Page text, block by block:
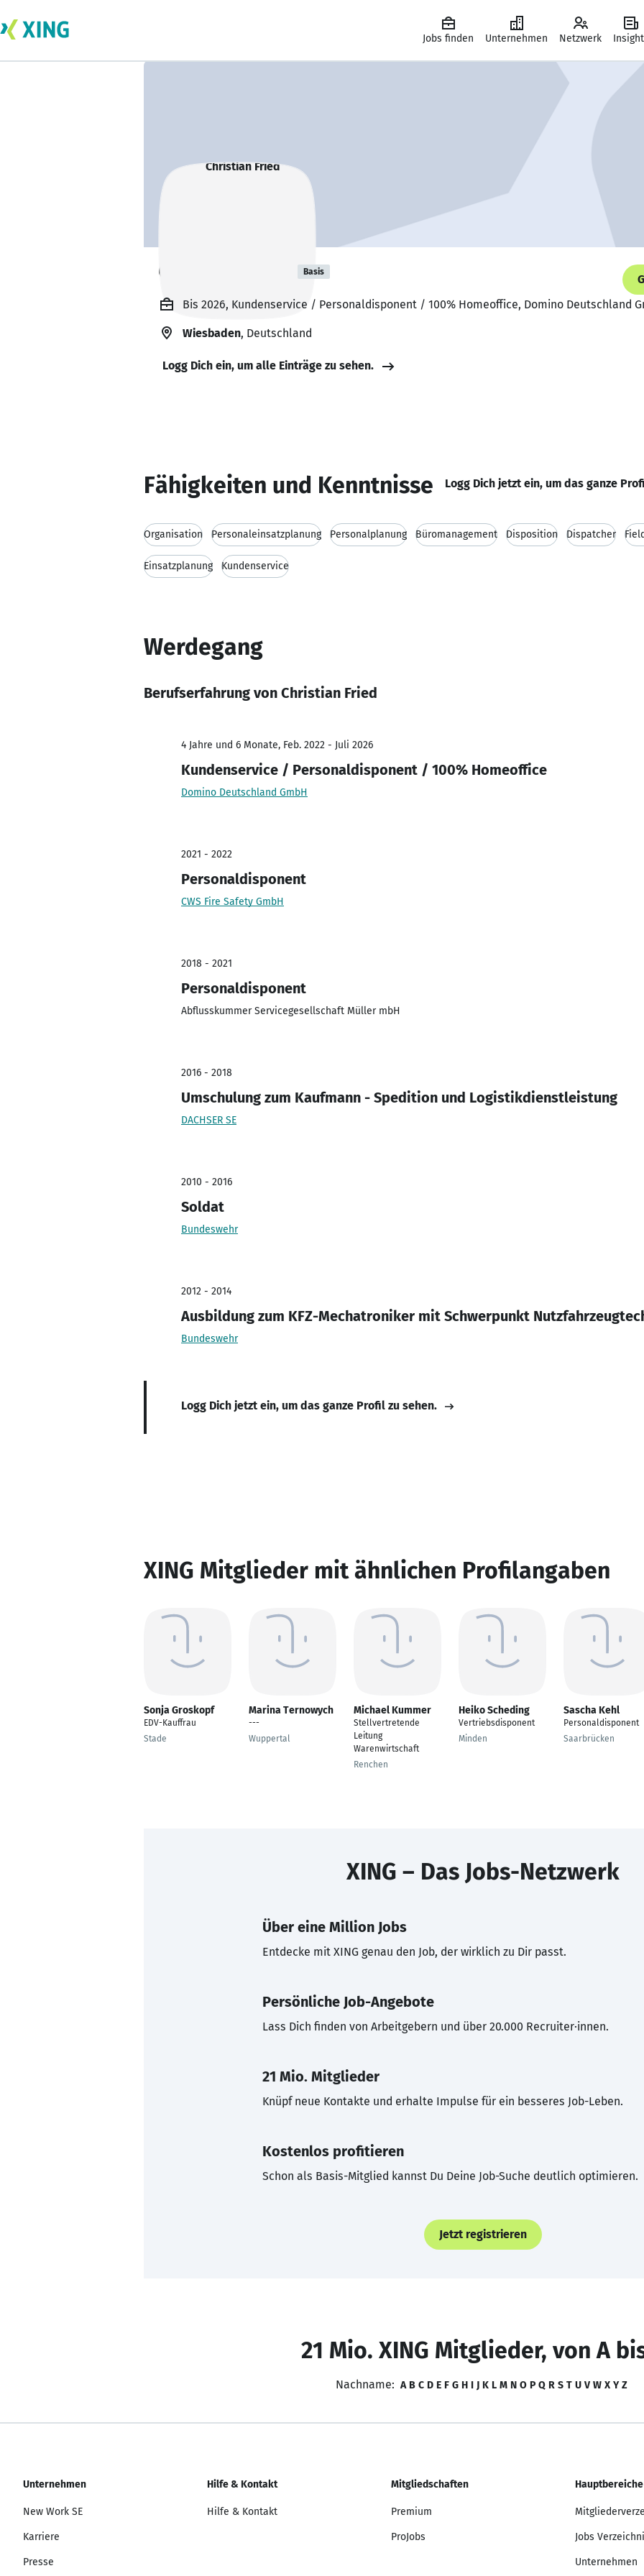
Jobs finden Unternehmen Netzwerk
Christian Fried Basis
Bis 2026, Kundenservice / Personaldisponent / 100% Homeoffice, Domino Deutschland
Wiesbaden, Deutschland
Logg Dich ein, um alle Einträge zu sehen.
Fähigkeiten und Kenntnisse Logg Dich jetzt ein, um das ganze
Organisation Personaleinsatzplanung Personalplanung Büromanagement Disposition Dispatcher
Einsatzplanung Kundenservice
Werdegang
Berufserfahrung von Christian Fried
4 Jahre und 6 Monate, Feb. 2022 - Juli 2026
Kundenservice / Personaldisponent / 100% Homeoffice
Domino Deutschland GmbH
2021 - 2022
Personaldisponent
CWS Fire Safety GmbH
2018 - 2021
Personaldisponent
Abflusskummer Servicegesellschaft Müller mbH
2016 - 2018
Umschulung zum Kaufmann - Spedition und Logistikdienstleistung
DACHSER SE
2010 - 2016
Soldat
Bundeswehr
2012 - 2014
Ausbildung zum KFZ-Mechatroniker mit Schwerpunkt
Bundeswehr
Logg Dich jetzt ein, um das ganze Profil zu sehen.
XING Mitglieder mit ähnlichen Profilangaben
Sonja Groskopf
EDV-Kauffrau
Stade
Marina Ternowych
---
Wuppertal
Michael Kummer
Stellvertretende
Leitung
Warenwirtschaft
Renchen
Heiko Scheding
Vertriebsdisponent
Minden
Sascha Kehl
Personaldisponent
Saarbrücken
XING – Das Jobs-Netzwerk
Über eine Million Jobs
Entdecke mit XING genau den Job, der wirklich zu Dir passt.
Persönliche Job-Angebote
Lass Dich finden von Arbeitgebern und über 20.000 Recruiter·innen.
21 Mio. Mitglieder
Knüpf neue Kontakte und erhalte Impulse für ein besseres Job-Leben.
Kostenlos profitieren
Schon als Basis-Mitglied kannst Du Deine Job-Suche deutlich optimieren.
Jetzt registrieren
21 Mio. XING Mitglieder, von A
Nachname: A B C D E F G H I J K L M N O P Q R S T U V W X Y Z
Unternehmen
New Work SE
Karriere
Presse
Hilfe & Kontakt
Hilfe & Kontakt
Mitgliedschaften
Premium
ProJobs
Hauptbereiche
Jobs
Unternehmen